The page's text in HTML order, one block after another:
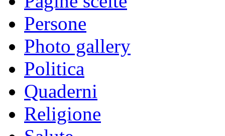
Persone
Photo gallery
Politica
Quaderni
Religione